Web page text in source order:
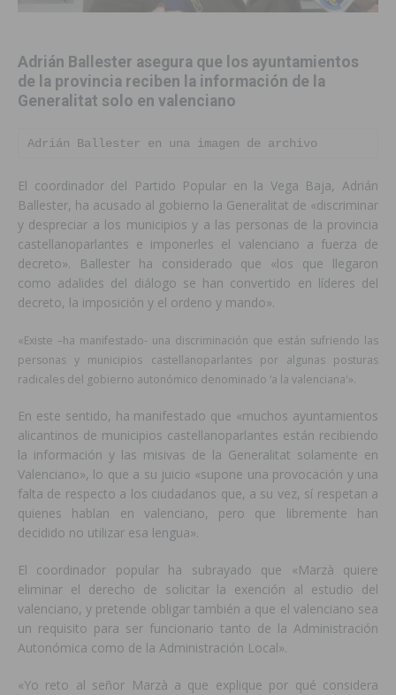
Adrián Ballester asegura que los ayuntamientos
de la provincia reciben la información de la
Generalitat solo en valenciano
Adrián Ballester en una imagen de archivo
El coordinador del Partido Popular en la Vega Baja, Adrián
Ballester, ha acusado al gobierno la Generalitat de «discriminar
y despreciar a los municipios y a las personas de la provincia
castellanoparlantes e imponerles el valenciano a fuerza de
decreto». Ballester ha considerado que «los que llegaron
como adalides del diálogo se han convertido en líderes del
decreto, la imposición y el ordeno y mando».
«Existe –ha manifestado- una discriminación que están sufriendo las
personas y municipios castellanoparlantes por algunas posturas
radicales del gobierno autonómico denominado ‘a la valenciana'».
En este sentido, ha manifestado que «muchos ayuntamientos
alicantinos de municipios castellanoparlantes están recibiendo
la información y las misivas de la Generalitat solamente en
Valenciano», lo que a su juicio «supone una provocación y una
falta de respecto a los ciudadanos que, a su vez, sí respetan a
quienes hablan en valenciano, pero que libremente han
decidido no utilizar esa lengua».
El coordinador popular ha subrayado que «Marzà quiere
eliminar el derecho de solicitar la exención al estudio del
valenciano, y pretende obligar también a que el valenciano sea
un requisito para ser funcionario tanto de la Administración
Autonómica como de la Administración Local».
«Yo reto al señor Marzà a que explique por qué considera